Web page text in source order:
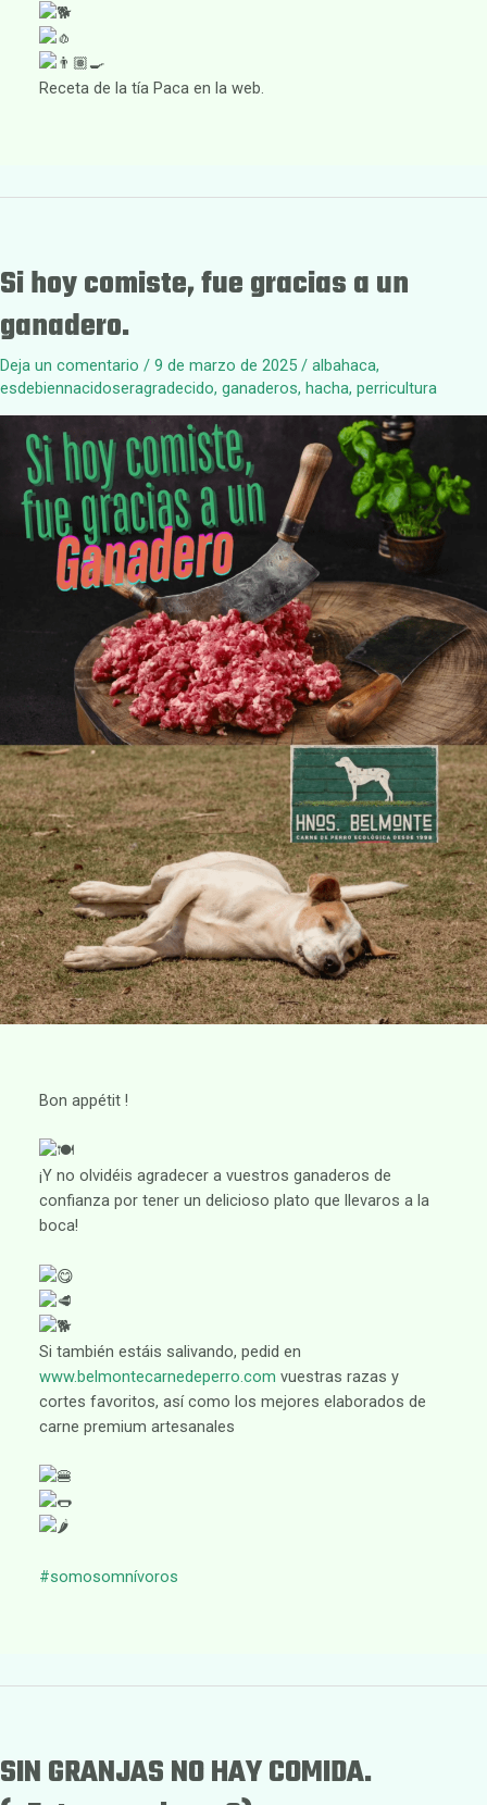
Receta de la tía Paca en la web.
Si hoy comiste, fue gracias a un
ganadero.
Deja un comentario / 9 de marzo de 2025 / albahaca,
esdebiennacidoseragradecido, ganaderos, hacha, perricultura
Bon appétit !
¡Y no olvidéis agradecer a vuestros ganaderos de
confianza por tener un delicioso plato que llevaros a la
boca!
Si también estáis salivando, pedid en
www.belmontecarnedeperro.com vuestras razas y
cortes favoritos, así como los mejores elaborados de
carne premium artesanales
#somosomnívoros
SIN GRANJAS NO HAY COMIDA.